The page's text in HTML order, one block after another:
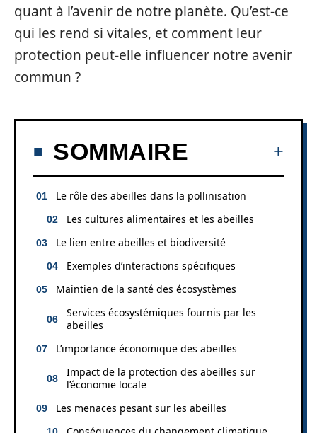
quant à l’avenir de notre planète. Qu’est-ce
qui les rend si vitales, et comment leur
protection peut-elle influencer notre avenir
commun ?
SOMMAIRE
Le rôle des abeilles dans la pollinisation
Les cultures alimentaires et les abeilles
Le lien entre abeilles et biodiversité
Exemples d’interactions spécifiques
Maintien de la santé des écosystèmes
Services écosystémiques fournis par les
abeilles
L’importance économique des abeilles
Impact de la protection des abeilles sur
l’économie locale
Les menaces pesant sur les abeilles